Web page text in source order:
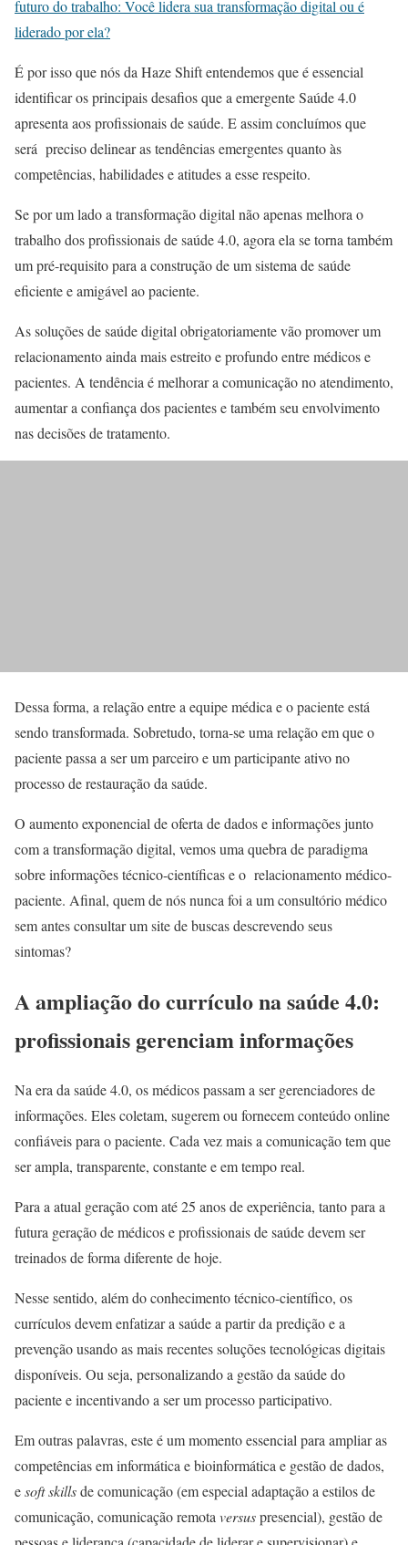
futuro do trabalho: Você lidera sua transformação digital ou é
liderado por ela?
É por isso que nós da Haze Shift entendemos que é essencial
identificar os principais desafios que a emergente Saúde 4.0
apresenta aos profissionais de saúde. E assim concluímos que
será preciso delinear as tendências emergentes quanto às
competências, habilidades e atitudes a esse respeito.
Se por um lado a transformação digital não apenas melhora o
trabalho dos profissionais de saúde 4.0, agora ela se torna também
um pré-requisito para a construção de um sistema de saúde
eficiente e amigável ao paciente.
As soluções de saúde digital obrigatoriamente vão promover um
relacionamento ainda mais estreito e profundo entre médicos e
pacientes. A tendência é melhorar a comunicação no atendimento,
aumentar a confiança dos pacientes e também seu envolvimento
nas decisões de tratamento.
Dessa forma, a relação entre a equipe médica e o paciente está
sendo transformada. Sobretudo, torna-se uma relação em que o
paciente passa a ser um parceiro e um participante ativo no
processo de restauração da saúde.
O aumento exponencial de oferta de dados e informações junto
com a transformação digital, vemos uma quebra de paradigma
sobre informações técnico-científicas e o relacionamento médico-
paciente. Afinal, quem de nós nunca foi a um consultório médico
sem antes consultar um site de buscas descrevendo seus
sintomas?
A ampliação do currículo na saúde 4.0:
profissionais gerenciam informações
Na era da saúde 4.0, os médicos passam a ser gerenciadores de
informações. Eles coletam, sugerem ou fornecem conteúdo online
confiáveis para o paciente. Cada vez mais a comunicação tem que
ser ampla, transparente, constante e em tempo real.
Para a atual geração com até 25 anos de experiência, tanto para a
futura geração de médicos e profissionais de saúde devem ser
treinados de forma diferente de hoje.
Nesse sentido, além do conhecimento técnico-científico, os
currículos devem enfatizar a saúde a partir da predição e a
prevenção usando as mais recentes soluções tecnológicas digitais
disponíveis. Ou seja, personalizando a gestão da saúde do
paciente e incentivando a ser um processo participativo.
Em outras palavras, este é um momento essencial para ampliar as
competências em informática e bioinformática e gestão de dados,
esoft skillsde comunicação (em especial adaptação a estilos de
comunicação, comunicação remota versuspresencial), gestão de